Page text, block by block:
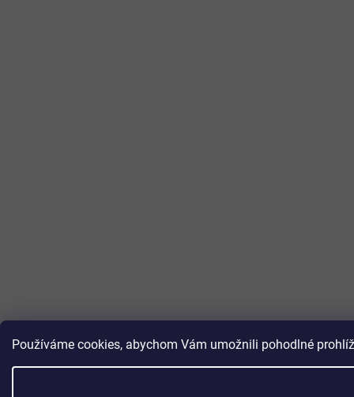
Používáme cookies, abychom Vám umožnili pohodlné